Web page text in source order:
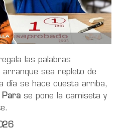
las palabras
sea repleto de
día se hace cuesta arriba,
Para se pone la camiseta y